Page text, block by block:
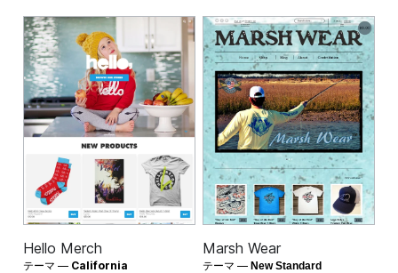
Hello Merch
テーマ — California
Marsh Wear
テーマ — New Standard